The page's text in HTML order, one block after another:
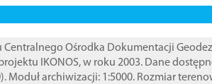
Ośrodka Dokumentacji
IKONOS, w roku 2003. Dane
Moduł archiwizacji: 1:5000. Rozmiar